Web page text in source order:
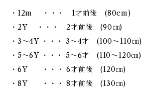
・12m ・・・ 1才前後 (80cm)
・2Y ・・・ 2才前後 (90㎝)
・3～4Y ・・・ 3～4才 (100～110㎝)
・5～6Y ・・・ 5～6才 (110～120㎝)
・6Y ・・・ 6才前後 (120㎝)
・8Y ・・・ 8才前後 (130㎝)